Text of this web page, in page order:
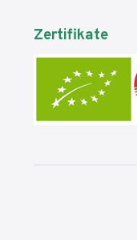
Zertifikate